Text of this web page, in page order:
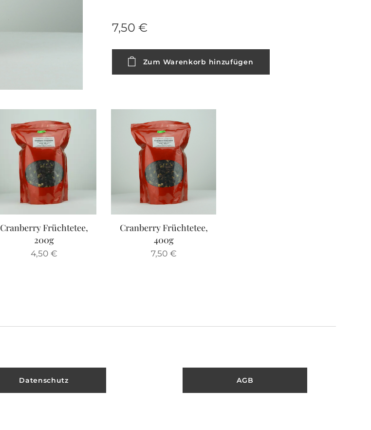
7,50 €
Zum Warenkorb hinzufügen
Cranberry Früchtetee,
200g
4,50€
Cranberry Früchtetee,
400g
7,50€
Datenschutz AGB